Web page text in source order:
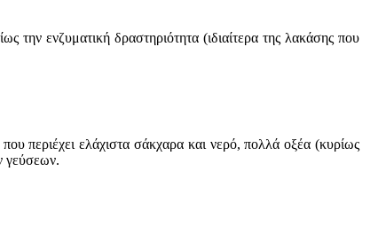
την ενζυματική δραστηριότητα (ιδιαίτερα της λακάσης που
περιέχει ελάχιστα σάκχαρα και νερό, πολλά οξέα (κυρίως
γεύσεων.